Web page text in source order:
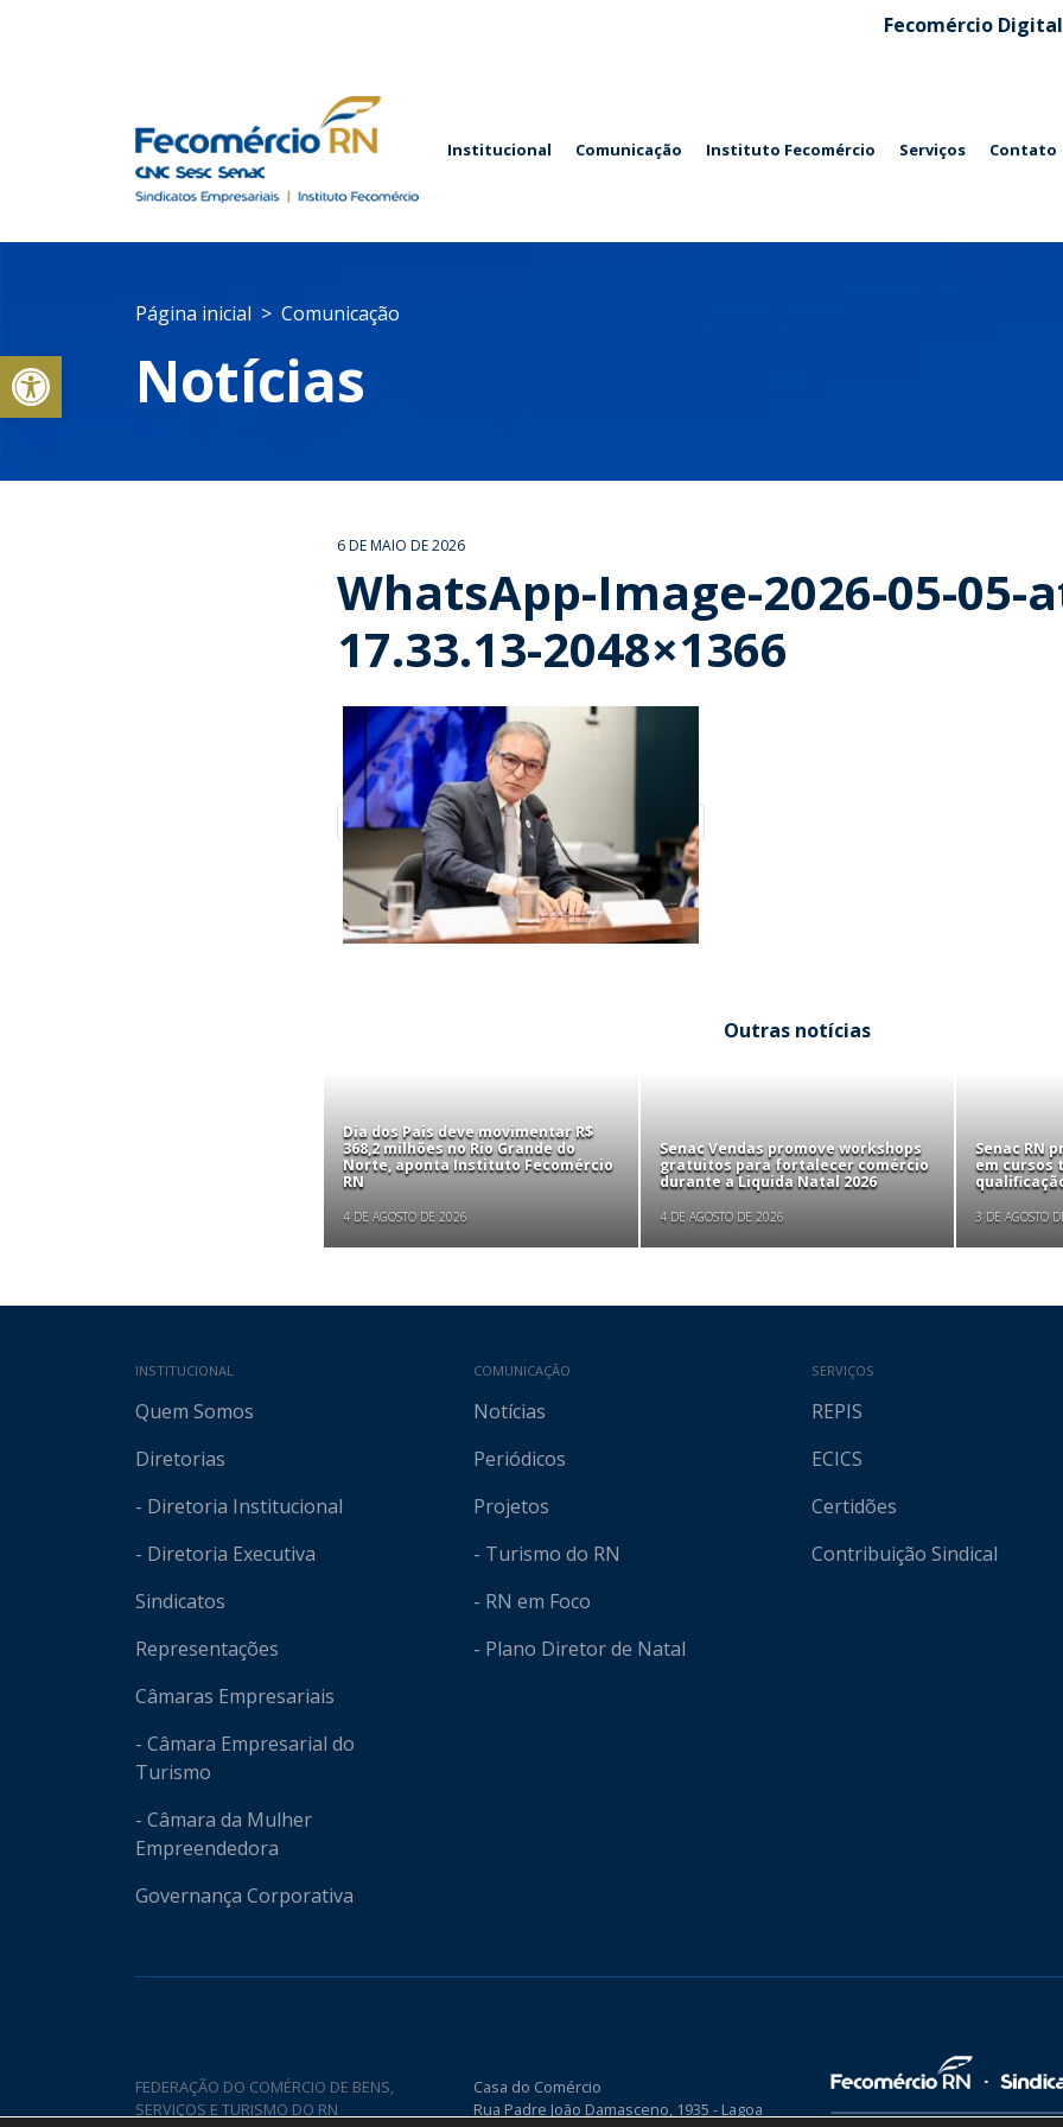
Abrir a barra de ferramentas
Fecomércio Digital
Institucional Comunicação Instituto Fecomércio Serviços Contato
Página inicial Comunicação
Notícias
6 DE MAIO DE 2026
WhatsApp-Image-2026-05-05-
17.33.13-2048×1366
Outras notícias
Dia dos Pais deve movimentar R$
368,2 milhões no Rio Grande do
Norte, aponta Instituto Fecomércio
RN
4 DE AGOSTO DE 2026
Senac Vendas promove workshops
gratuitos para fortalecer comércio
durante a Liquida Natal 2026
4 DE AGOSTO DE 2026
Senac RN
em cursos
3 DE AGOSTO
Mapa do site
INSTITUCIONAL
Quem Somos
Diretorias
- Diretoria Institucional
- Diretoria Executiva
Sindicatos
Representações
Câmaras Empresariais
- Câmara Empresarial do
Turismo
- Câmara da Mulher
Empreendedora
Governança Corporativa
COMUNICAÇÃO
Notícias
Periódicos
Projetos
- Turismo do RN
- RN em Foco
- Plano Diretor de Natal
SERVIÇOS
REPIS
ECICS
Certidões
Contribuição Sindical
FEDERAÇÃO DO COMÉRCIO DE BENS,
SERVIÇOS E TURISMO DO RN
Casa do Comércio
Rua Padre João Damasceno, 1935 - Lagoa